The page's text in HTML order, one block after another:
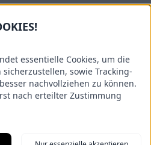
essentielle Cookies, um die
sowie Tracking-
nachvollziehen zu können.
nach erteilter Zustimmung